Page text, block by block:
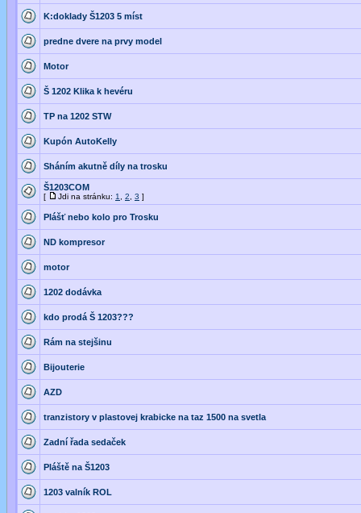
K:doklady Š1203 5 míst
predne dvere na prvy model
Motor
Š 1202 Klika k hevéru
TP na 1202 STW
Kupón AutoKelly
Sháním akutně díly na trosku
Š1203COM
[ Jdi na stránku: 1 2 3 ]
Plášť nebo kolo pro Trosku
ND kompresor
motor
1202 dodávka
kdo prodá Š 1203???
Rám na stejšinu
Bijouterie
AZD
tranzistory v plastovej krabicke na taz 1500 na svetla
Zadní řada sedaček
Pláště na Š1203
1203 valník ROL